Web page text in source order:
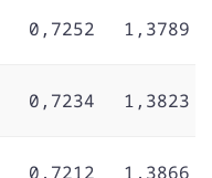
0,7252 1,3789
0,7234 1,3823
0,7212 1,3866